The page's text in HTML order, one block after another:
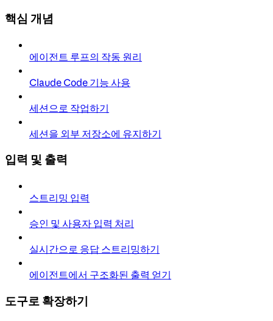
핵심 개념
에이전트 루프의 작동 원리
Claude Code 기능 사용
세션으로 작업하기
세션을 외부 저장소에 유지하기
입력 및 출력
스트리밍 입력
승인 및 사용자 입력 처리
실시간으로 응답 스트리밍하기
에이전트에서 구조화된 출력 얻기
도구로 확장하기